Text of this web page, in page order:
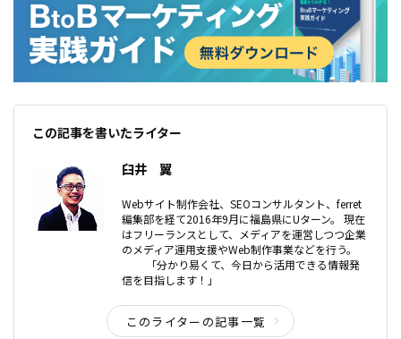
この記事を書いたライター
臼井 翼
Webサイト制作会社、SEOコンサルタント、ferret
編集部を経て2016年9月に福島県にUターン。 現在
はフリーランスとして、メディアを運営しつつ企業
のメディア運用支援やWeb制作事業などを行う。
「分かり易くて、今日から活用できる情報発
信を目指します！」
このライターの記事一覧